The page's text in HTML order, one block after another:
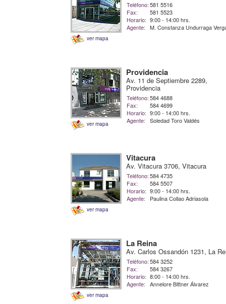
ver mapa
Teléfono:581 5516
Fax:
581 5523
Horario: 9:00 - 14:00 hrs.
Agente:
M. Constanza Undurraga
ver mapa
Providencia
Av. 11 de Septiembre 2289,
Providencia
Teléfono:584 4688
Fax:
584 4699
Horario: 9:00 - 14:00 hrs.
Agente:
Soledad Toro Valdés
ver mapa
Vitacura
Av. Vitacura 3706, Vitacura
Teléfono:584 4735
Fax:
584 5507
Horario: 9:00 - 14:00 hrs.
Agente:
Paulina Collao Adriasola
ver mapa
La Reina
Av. Carlos Ossandón 1231, La
Teléfono:584 3252
Fax:
584 3267
Horario: 8:00 - 14:00 hrs.
Agente:
Annelore Bittner Álvarez